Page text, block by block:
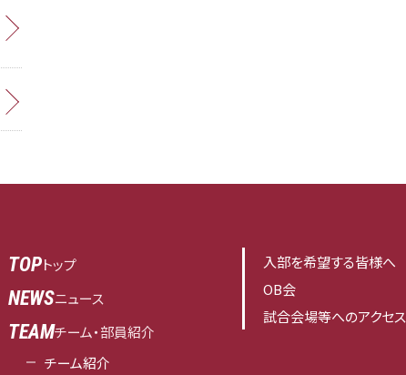
TOPトップ
NEWSニュース
TEAMチーム・部員紹介
チーム紹介
入部を希望する皆様へ
OB会
試合会場等へのアクセス